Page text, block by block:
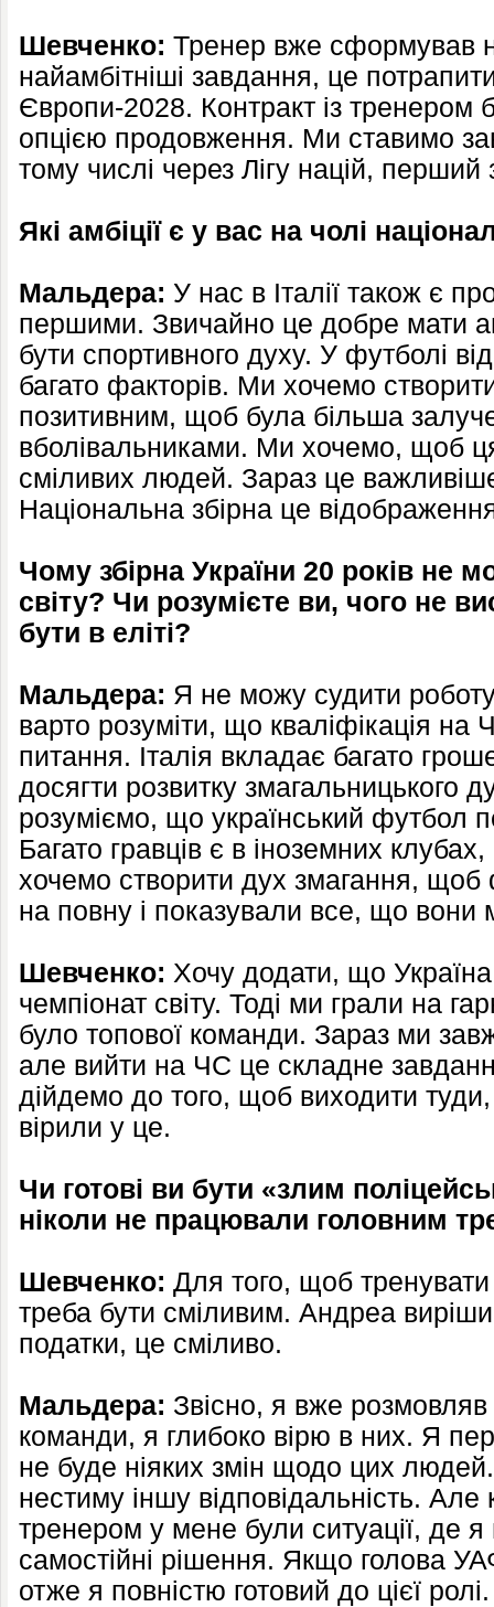
Шевченко: Тренер вже сформував
найамбітніші завдання, це
Європи-2028. Контракт із тренером
опцією продовження. Ми ставимо
тому числі через Лігу націй, перший
Які амбіції є у вас на чолі
Мальдера: У нас в Італії також є
першими. Звичайно це добре мати
бути спортивного духу. У футболі
багато факторів. Ми хочемо
позитивним, щоб була більша
вболівальниками. Ми хочемо, щоб
сміливих людей. Зараз це
Національна збірна це
Чому збірна України 20 років не
світу? Чи розумієте ви, чого не
бути в еліті?
Мальдера: Я не можу судити
варто розуміти, що кваліфікація на
питання. Італія вкладає багато
досягти розвитку змагальницького
розуміємо, що український футбол
Багато гравців є в іноземних
хочемо створити дух змагання, щоб
на повну і показували все, що вони
Шевченко: Хочу додати, що
чемпіонат світу. Тоді ми грали на
було топової команди. Зараз ми
але вийти на ЧС це складне
дійдемо до того, щоб виходити
вірили у це.
Чи готові ви бути «злим
ніколи не працювали головним
Шевченко: Для того, щоб
треба бути сміливим. Андреа
податки, це сміливо.
Мальдера: Звісно, я вже
команди, я глибоко вірю в них. Я
не буде ніяких змін щодо цих
нестиму іншу відповідальність.
тренером у мене були ситуації, де
самостійні рішення. Якщо голова
отже я повністю готовий до цієї ролі.